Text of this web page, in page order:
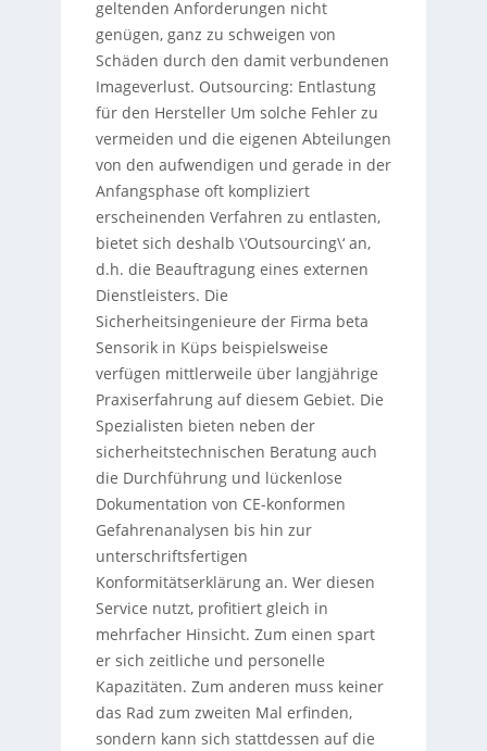
geltenden Anforderungen nicht
genügen, ganz zu schweigen von
Schäden durch den damit verbundenen
Imageverlust. Outsourcing: Entlastung
für den Hersteller Um solche Fehler zu
vermeiden und die eigenen Abteilungen
von den aufwendigen und gerade in der
Anfangsphase oft kompliziert
erscheinenden Verfahren zu entlasten,
bietet sich deshalb \’Outsourcing\‘ an,
d.h. die Beauftragung eines externen
Dienstleisters. Die
Sicherheitsingenieure der Firma beta
Sensorik in Küps beispielsweise
verfügen mittlerweile über langjährige
Praxiserfahrung auf diesem Gebiet. Die
Spezialis­ten bieten neben der
sicherheitstechnischen Beratung auch
die Durchführung und lückenlose
Dokumentation von CE-konformen
Gefahrenanalysen bis hin zur
unterschriftsfertigen
Konformitätserklärung an. Wer diesen
Service nutzt, profitiert gleich in
mehrfacher Hinsicht. Zum einen spart
er sich zeitliche und personelle
Kapazitäten. Zum anderen muss keiner
das Rad zum zweiten Mal erfinden,
sondern kann sich stattdessen auf die